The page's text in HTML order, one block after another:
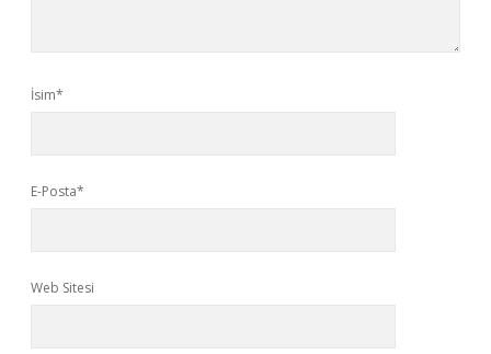
İsim*
E-Posta*
Web Sitesi